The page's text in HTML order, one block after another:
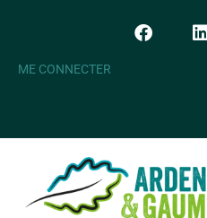
ME CONNECTER